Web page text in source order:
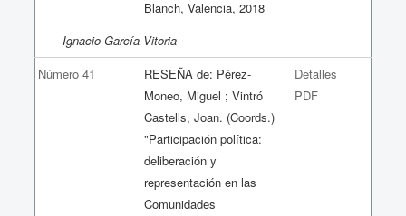
Blanch, Valencia, 2018
Ignacio García Vitoria
Número 41
RESEÑA de: Pérez-
Moneo, Miguel ; Vintró
Castells, Joan. (Coords.)
"Participación política:
deliberación y
representación en las
Comunidades
Detalles
PDF